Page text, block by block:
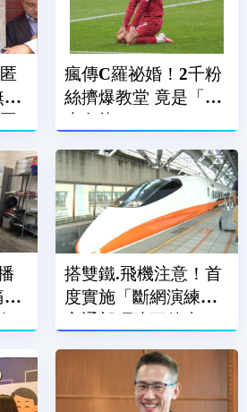
不
瘋傳C羅祕婚！2千粉
絲擠爆教堂 竟是「超
大烏龍」
：
搭雙鐵.飛機注意！首
度實施「斷網演練」
交通部叮嚀三件事